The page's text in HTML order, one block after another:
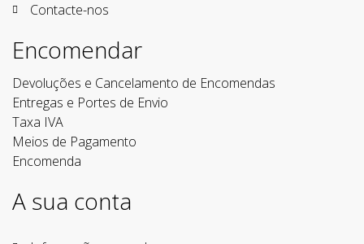
Contacte-nos
Encomendar
Devoluções e Cancelamento de Encomendas
Entregas e Portes de Envio
Taxa IVA
Meios de Pagamento
Encomenda
A sua conta